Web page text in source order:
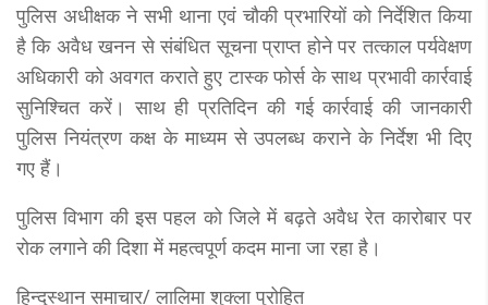
पुलिस अधीक्षक ने सभी थाना एवं चौकी प्रभारियों को निर्देशित किया
है कि अवैध खनन से संबंधित सूचना प्राप्त होने पर तत्काल पर्यवेक्षण
अधिकारी को अवगत कराते हुए टास्क फोर्स के साथ प्रभावी कार्रवाई
सुनिश्चित करें। साथ ही प्रतिदिन की गई कार्रवाई की जानकारी
पुलिस नियंत्रण कक्ष के माध्यम से उपलब्ध कराने के निर्देश भी दिए
गए हैं।
पुलिस विभाग की इस पहल को जिले में बढ़ते अवैध रेत कारोबार पर
रोक लगाने की दिशा में महत्वपूर्ण कदम माना जा रहा है।
हिन्दुस्थान समाचार/ लालिमा शुक्ला पुरोहित